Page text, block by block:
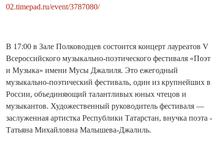
02.timepad.ru/event/3787080/
В 17:00 в Зале Полководцев состоится концерт лауреатов V
Всероссийского музыкально‑поэтического фестиваля «Поэт
и Музыка» имени Мусы Джалиля. Это ежегодный
музыкально-поэтический фестиваль, один из крупнейших в
России, объединяющий талантливых юных чтецов и
музыкантов. Художественный руководитель фестиваля —
заслуженная артистка Республики Татарстан, внучка поэта -
Татьяна Михайловна Малышева-Джалиль.